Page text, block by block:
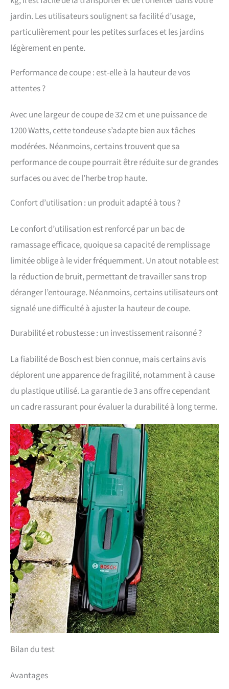
jardin. Les utilisateurs soulignent sa facilité d’usage,
particulièrement pour les petites surfaces et les jardins
légèrement en pente.
Performance de coupe : est-elle à la hauteur de vos
attentes ?
Avec une largeur de coupe de 32 cm et une puissance de
1200 Watts, cette tondeuse s’adapte bien aux tâches
modérées. Néanmoins, certains trouvent que sa
performance de coupe pourrait être réduite sur de grandes
surfaces ou avec de l’herbe trop haute.
Confort d’utilisation : un produit adapté à tous ?
Le confort d’utilisation est renforcé par un bac de
ramassage efficace, quoique sa capacité de remplissage
limitée oblige à le vider fréquemment. Un atout notable est
la réduction de bruit, permettant de travailler sans trop
déranger l’entourage. Néanmoins, certains utilisateurs ont
signalé une difficulté à ajuster la hauteur de coupe.
Durabilité et robustesse : un investissement raisonné ?
La fiabilité de Bosch est bien connue, mais certains avis
déplorent une apparence de fragilité, notamment à cause
du plastique utilisé. La garantie de 3 ans offre cependant
un cadre rassurant pour évaluer la durabilité à long terme.
Bilan du test
Avantages